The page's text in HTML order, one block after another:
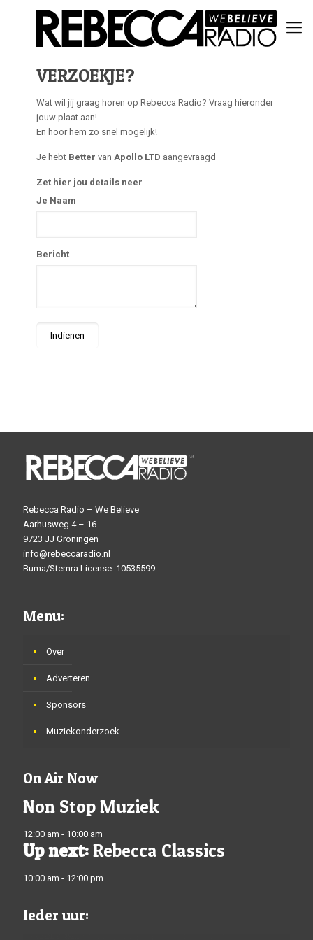
VERZOEKJE?
Wat wil jij graag horen op Rebecca Radio? Vraag hieronder
jouw plaat aan!
En hoor hem zo snel mogelijk!
Je hebt Better van Apollo LTD aangevraagd
Zet hier jou details neer
Je Naam
Bericht
Rebecca Radio – We Believe
Aarhusweg 4 – 16
9723 JJ Groningen
info@rebeccaradio.nl
Buma/Stemra License: 10535599
Menu:
Over
Adverteren
Sponsors
Muziekonderzoek
On Air Now
Non Stop Muziek
12:00 am - 10:00 am
Up next: Rebecca Classics
10:00 am - 12:00 pm
Ieder uur: